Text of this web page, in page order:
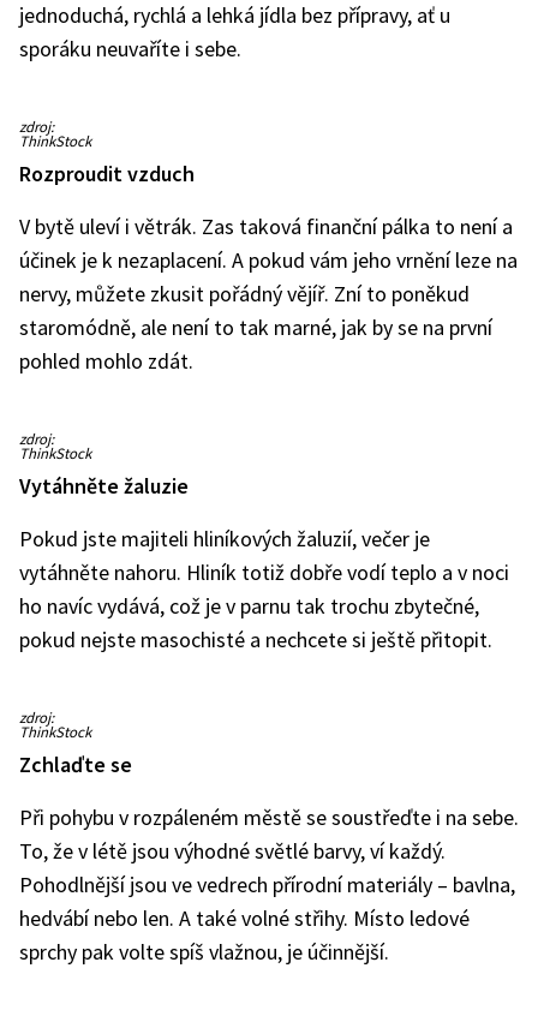
jednoduchá, rychlá a lehká jídla bez přípravy, ať u
sporáku neuvaříte i sebe.
Ilustrační
snímek
zdroj:
ThinkStock
Rozproudit vzduch
V bytě uleví i větrák. Zas taková finanční pálka to není a
účinek je k nezaplacení. A pokud vám jeho vrnění leze na
nervy, můžete zkusit pořádný vějíř. Zní to poněkud
staromódně, ale není to tak marné, jak by se na první
pohled mohlo zdát.
Ilustrační
snímek
zdroj:
ThinkStock
Vytáhněte žaluzie
Pokud jste majiteli hliníkových žaluzií, večer je
vytáhněte nahoru. Hliník totiž dobře vodí teplo a v noci
ho navíc vydává, což je v parnu tak trochu zbytečné,
pokud nejste masochisté a nechcete si ještě přitopit.
Ilustrační
snímek
zdroj:
ThinkStock
Zchlaďte se
Při pohybu v rozpáleném městě se soustřeďte i na sebe.
To, že v létě jsou výhodné světlé barvy, ví každý.
Pohodlnější jsou ve vedrech přírodní materiály – bavlna,
hedvábí nebo len. A také volné střihy. Místo ledové
sprchy pak volte spíš vlažnou, je účinnější.